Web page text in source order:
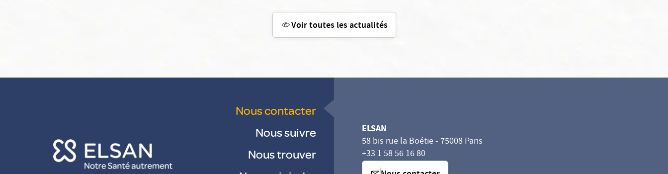
Voir toutes les actualités
Nous contacter
Nous suivre
Nous trouver
ELSAN
58 bis rue la Boétie - 75008 Paris
+33 1 58 56 16 80